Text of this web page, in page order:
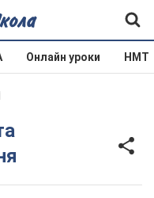
Онлайн уроки НМТ